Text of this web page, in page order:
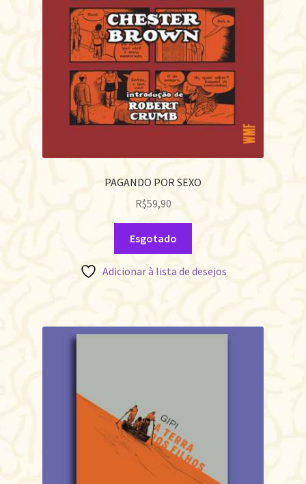
PAGANDO POR SEXO
R$59,90
Esgotado
Adicionar à lista de desejos